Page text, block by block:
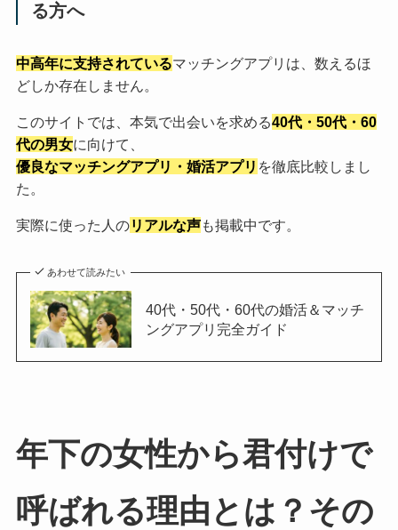
る方へ
中高年に支持されているマッチングアプリは、数えるほ
どしか存在しません。
このサイトでは、本気で出会いを求める40代・50代・60
代の男女に向けて、
優良なマッチングアプリ・婚活アプリ を徹底比較しまし
た。
実際に使った人のリアルな声も掲載中です。
あわせて読みたい
40代・50代・60代の婚活＆マッチ
ングアプリ完全ガイド
年下の女性から君付けで
呼ばれる理由とは？その